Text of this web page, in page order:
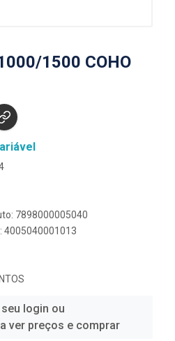
1500 COHO
7898000005040
4005040001013
seu login ou
ver preços e comprar